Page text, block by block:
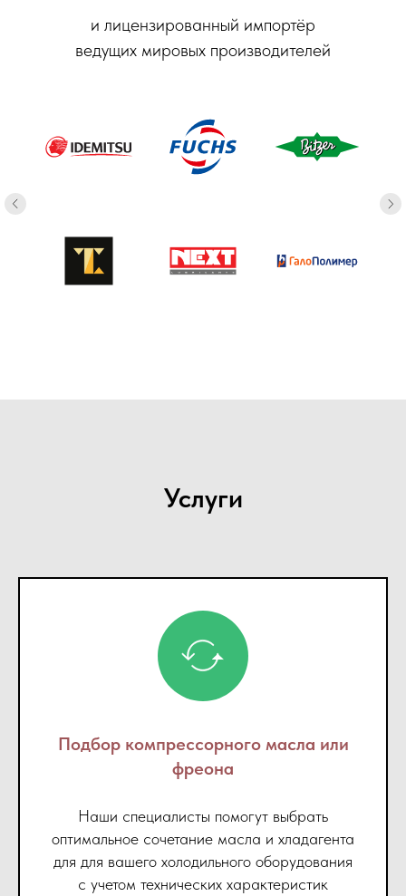
и лицензированный импортёр
ведущих мировых производителей
Услуги
Подбор компрессорного масла или
фреона
Наши специалисты помогут выбрать
оптимальное сочетание масла и хладагента
для для вашего холодильного оборудования
с учетом технических характеристик